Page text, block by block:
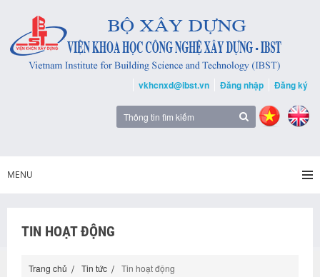
vkhcnxd@ibst.vn Đăng nhập Đăng ký
MENU
TIN HOẠT ĐỘNG
Trang chủ Tin tức Tin hoạt động